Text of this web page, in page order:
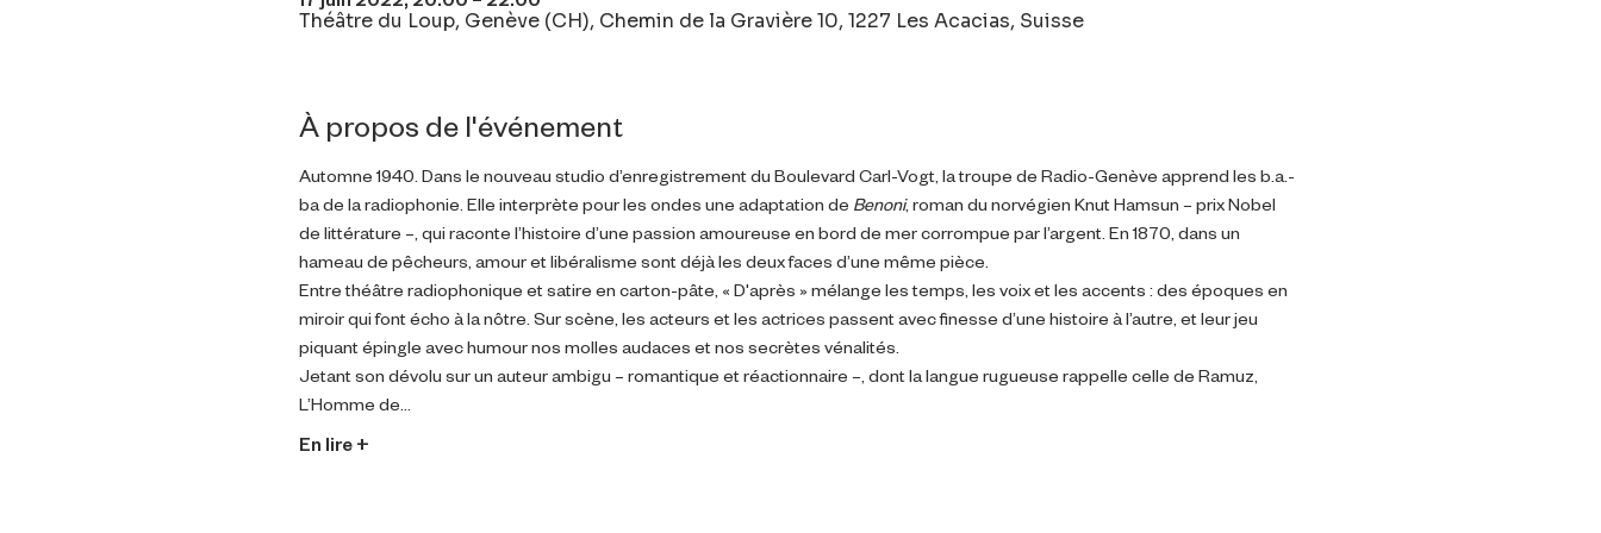
Théâtre du Loup, Genève (CH), Chemin de la Gravière 10, 1227 Les Acacias, Suisse
À propos de l'événement
Automne 1940. Dans le nouveau studio d’enregistrement du Boulevard Carl-Vogt, la troupe de Radio-Genève apprend les b.a.-
ba de la radiophonie. Elle interprète pour les ondes une adaptation de Benoni, roman du norvégien Knut Hamsun – prix Nobel
de littérature –, qui raconte l’histoire d’une passion amoureuse en bord de mer corrompue par l’argent. En 1870, dans un
hameau de pêcheurs, amour et libéralisme sont déjà les deux faces d’une même pièce.
Entre théâtre radiophonique et satire en carton-pâte, « D'après » mélange les temps, les voix et les accents : des époques en
miroir qui font écho à la nôtre. Sur scène, les acteurs et les actrices passent avec finesse d’une histoire à l’autre, et leur jeu
piquant épingle avec humour nos molles audaces et nos secrètes vénalités.
Jetant son dévolu sur un auteur ambigu – romantique et réactionnaire –, dont la langue rugueuse rappelle celle de Ramuz,
L’Homme de…
En lire +